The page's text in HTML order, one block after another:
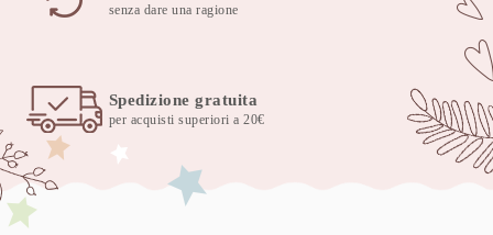
senza dare una ragione
Spedizione gratuita
per acquisti superiori a 20€